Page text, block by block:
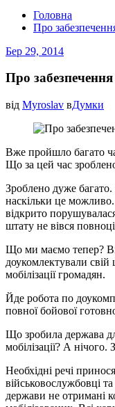
Головна
Про
Бер 29, 2014
Про
від Myroslav вДумки
Вже пройшло багато
Що за цей час
Зроблено дуже
наскільки це
відкрито
штату не вівся
Що ми маємо тепер?
доукомлектували
мобілізації громадян.
Йде робота по
повної бойової
Що зробила держава
мобілізації? А нічого.
Необхідні речі
військовослужбовці
держави не отримані